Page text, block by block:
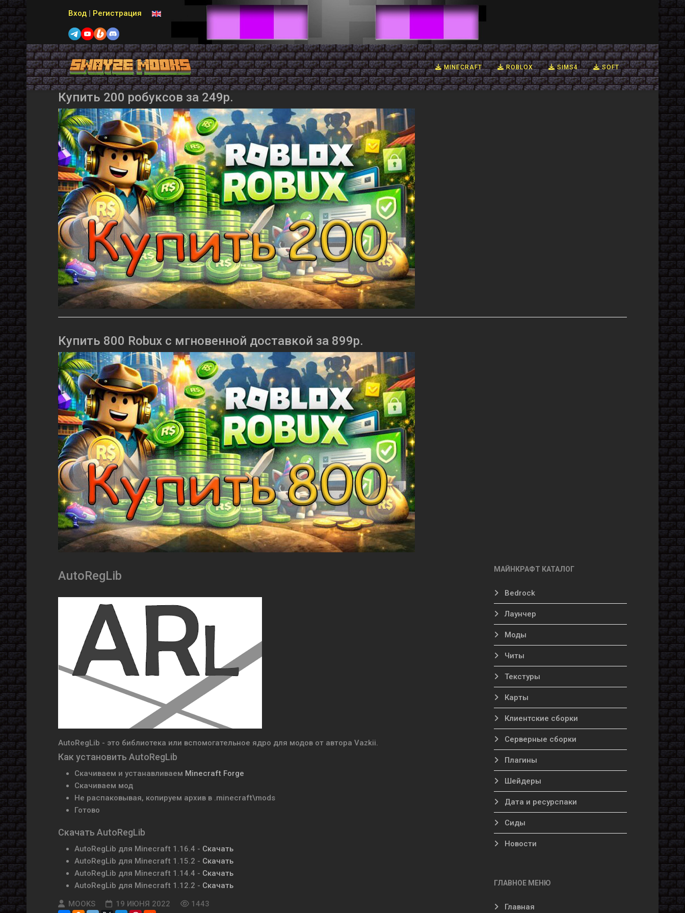
Вход | Регистрация Выберите язык
MINECRAFT ROBLOX SIMS4 SOFT
Купить 200 робуксов за 249р.
Купить 800 Robux с мгновенной доставкой за 899р.
AutoRegLib
AutoRegLib - это библиотека или вспомогательное ядро для модов от автора Vazkii.
Как установить AutoRegLib
Скачиваем и устанавливаем Minecraft Forge
Скачиваем мод
Не распаковывая, копируем архив в .minecraft\mods
Готово
Скачать AutoRegLib
AutoRegLib для Minecraft 1.16.4 - Скачать
AutoRegLib для Minecraft 1.15.2 - Скачать
AutoRegLib для Minecraft 1.14.4 - Скачать
AutoRegLib для Minecraft 1.12.2 - Скачать
MOOKS
19 ИЮНЯ 2022 1443
МАЙНКРАФТ КАТАЛОГ
Bedrock
Лаунчер
Моды
Читы
Текстуры
Карты
Клиентские сборки
Серверные сборки
Плагины
Шейдеры
Дата и ресурспаки
Сиды
Новости
ГЛАВНОЕ МЕНЮ
Главная